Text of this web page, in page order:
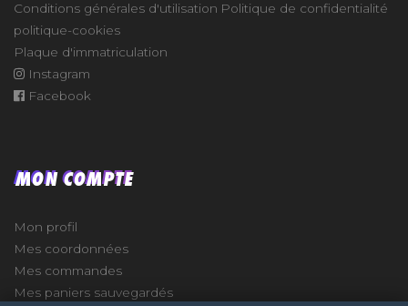
Conditions générales d'utilisation Politique de confidentialité
politique-cookies
Plaque d'immatriculation
Instagram
Facebook
MON COMPTE
Mon profil
Mes coordonnées
Mes commandes
Mes paniers sauvegardés